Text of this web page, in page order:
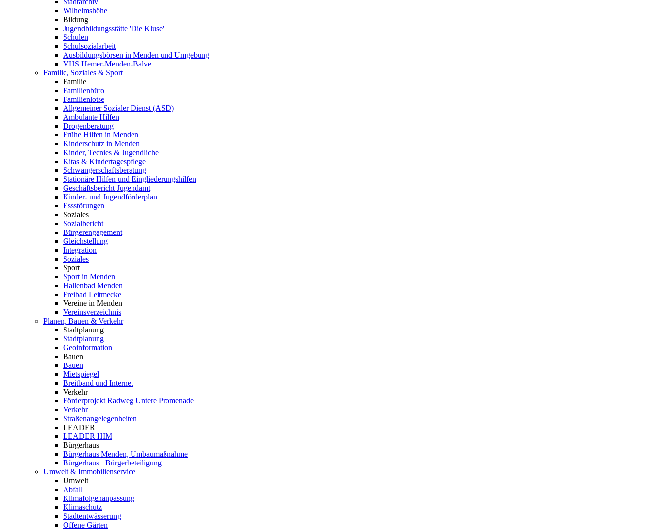
Stadtarchiv
Wilhelmshöhe
Bildung
Jugendbildungsstätte 'Die Kluse'
Schulen
Schulsozialarbeit
Ausbildungsbörsen in Menden und Umgebung
VHS Hemer-Menden-Balve
Familie, Soziales & Sport
Familie
Familienbüro
Familienlotse
Allgemeiner Sozialer Dienst (ASD)
Ambulante Hilfen
Drogenberatung
Frühe Hilfen in Menden
Kinderschutz in Menden
Kinder, Teenies & Jugendliche
Kitas & Kindertagespflege
Schwangerschaftsberatung
Stationäre Hilfen und Eingliederungshilfen
Geschäftsbericht Jugendamt
Kinder- und Jugendförderplan
Essstörungen
Soziales
Sozialbericht
Bürgerengagement
Gleichstellung
Integration
Soziales
Sport
Sport in Menden
Hallenbad Menden
Freibad Leitmecke
Vereine in Menden
Vereinsverzeichnis
Planen, Bauen & Verkehr
Stadtplanung
Stadtplanung
Geoinformation
Bauen
Bauen
Mietspiegel
Breitband und Internet
Verkehr
Förderprojekt Radweg Untere Promenade
Verkehr
Straßenangelegenheiten
LEADER
LEADER HIM
Bürgerhaus
Bürgerhaus Menden, Umbaumaßnahme
Bürgerhaus - Bürgerbeteiligung
Umwelt & Immobilienservice
Umwelt
Abfall
Klimafolgenanpassung
Klimaschutz
Stadtentwässerung
Offene Gärten